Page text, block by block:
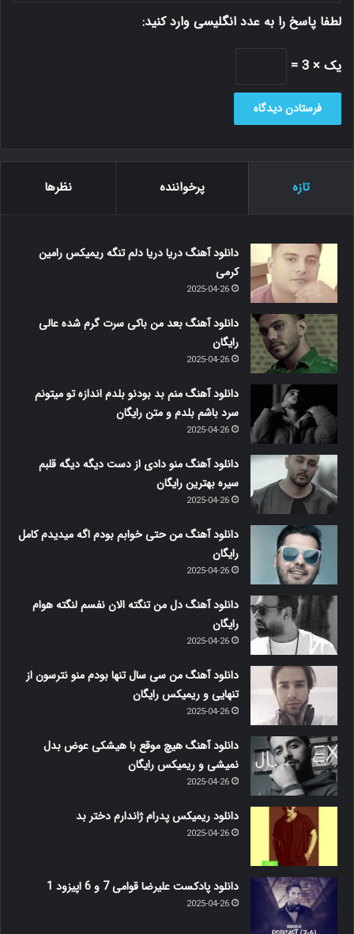
لطفا پاسخ را به عدد انگلیسی وارد کنید:
یک × 3 =
تازه پرخواننده نظرها
دانلود آهنگ دریا دریا دلم تنگه ریمیکس رامین
کرمی
2025-04-26
دانلود آهنگ بعد من باکی سرت گرم شده عالی
رایگان
2025-04-26
دانلود آهنگ منم بد بودنو بلدم اندازه تو میتونم
سرد باشم بلدم و متن رایگان
2025-04-26
دانلود آهنگ منو دادی از دست دیگه دیگه قلبم
سیره بهترین رایگان
2025-04-26
دانلود آهنگ من حتی خوابم بودم اگه میدیدم کامل
رایگان
2025-04-26
دانلود آهنگ دل من تنگته الان نفسم لنگته هوام
رایگان
2025-04-26
دانلود آهنگ من سی سال تنها بودم منو نترسون از
تنهایی و ریمیکس رایگان
2025-04-26
دانلود آهنگ هیچ موقع با هیشکی عوض بدل
نمیشی و ریمیکس رایگان
2025-04-26
دانلود ریمیکس پدرام ژاندارم دختر بد
2025-04-26
دانلود پادکست علیرضا قوامی 7 و 6 اپیزود 1
2025-04-26